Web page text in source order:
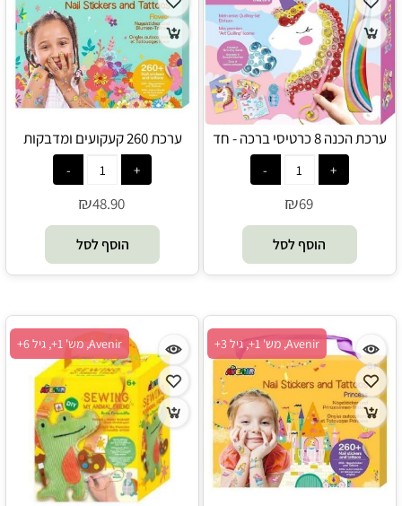
ערכת הכנה 8 כרטיסי ברכה - חד
קרן - Avenir
₪69
הוסף לסל
ערכת 260 קעקועים ומדבקות
ציפורניים - פרחים - Avenir
₪48.90
הוסף לסל
Avenir, מש' 1+, גיל 3+ Avenir, מש' 1+, גיל 6+